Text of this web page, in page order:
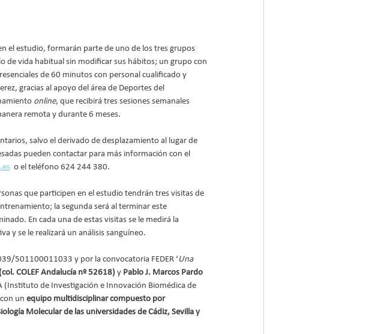
el estudio, formarán parte de uno de los tres grupos
de vida habitual sin modificar sus hábitos; un grupo con
de 60 minutos con personal cualificado y
gracias al apoyo del área de Deportes del
online, que recibirá tres sesiones semanales
remota y durante 6 meses.
salvo el derivado de desplazamiento al lugar de
pueden contactar para más información con el
  o el teléfono 624 244 380.
que participen en el estudio tendrán tres visitas de
la segunda será al terminar este
En cada una de estas visitas se le medirá la
y se le realizará un análisis sanguíneo.
501100011033 y por la convocatoria FEDER ‘ Una
COLEF Andalucía nº 52618) y Pablo J. Marcos Pardo
(Instituto de Investigación e Innovación Biomédica de
un equipo multidisciplinar compuesto por
Molecular de las universidades de Cádiz, Sevilla y